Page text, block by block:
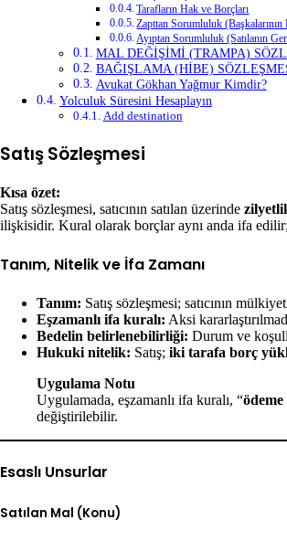
Tarafların Hak ve Borçları
Zapttan Sorumluluk
Ayıptan Sorumluluk (Satılanın
MAL DEĞİŞİMİ (TRAMPA)
BAĞIŞLAMA (HİBE)
Avukat Gökhan Yağmur Kimdir?
Yolculuk Süresini Hesaplayın
Add destination
Satış Sözleşmesi
Kısa özet:
Satış sözleşmesi, satıcının satılan üzerinde
ilişkisidir. Kural olarak borçlar aynı anda ifa
Tanım, Nitelik ve İfa Zamanı
Tanım: Satış sözleşmesi; satıcının
Eşzamanlı ifa kuralı: Aksi
Bedelin belirlenebilirliği: Durum ve
Hukuki nitelik: Satış; iki tarafa borç
Uygulama Notu
Uygulamada, eşzamanlı ifa kuralı, “
değiştirilebilir.
Esaslı Unsurlar
Satılan Mal (Konu)